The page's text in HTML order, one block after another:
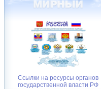
Ссылки на ресурсы органов
государственной власти РФ